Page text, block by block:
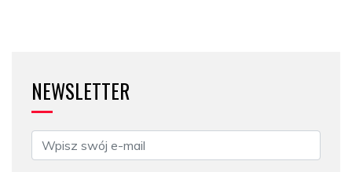
NEWSLETTER